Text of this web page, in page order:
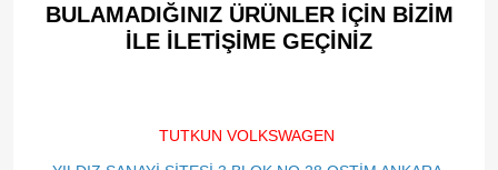
BULAMADIĞINIZ ÜRÜNLER İÇİN BİZİM
İLE İLETİŞİME GEÇİNİZ​
TUTKUN VOLKSWAGEN